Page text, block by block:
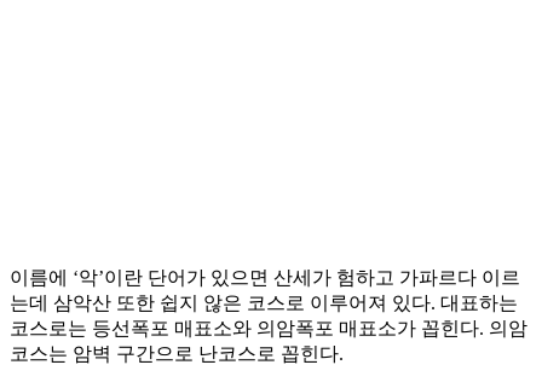
이름에 ‘악’이란 단어가 있으면 산세가 험하고 가파르다 이르
는데 삼악산 또한 쉽지 않은 코스로 이루어져 있다. 대표하는
코스로는 등선폭포 매표소와 의암폭포 매표소가 꼽힌다. 의암
코스는 암벽 구간으로 난코스로 꼽힌다.